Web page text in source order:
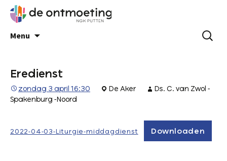
Menu
Eredienst
zondag 3 april 16:30 De Aker
Ds. C. van Zwol -
Spakenburg -Noord
2022-04-03-Liturgie-middagdienst Downloaden